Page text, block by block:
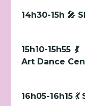
14h30-15h 🎤
15h10-15h55
Art Dance
16h05-16h15